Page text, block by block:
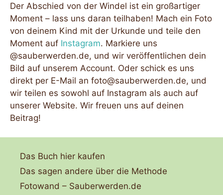
Der Abschied von der Windel ist ein großartiger
Moment – lass uns daran teilhaben! Mach ein Foto
von deinem Kind mit der Urkunde und teile den
Moment auf Instagram. Markiere uns
@sauberwerden.de, und wir veröffentlichen dein
Bild auf unserem Account. Oder schick es uns
direkt per E-Mail an foto@sauberwerden.de, und
wir teilen es sowohl auf Instagram als auch auf
unserer Website. Wir freuen uns auf deinen
Beitrag!
Das Buch hier kaufen
Das sagen andere über die Methode
Fotowand – Sauberwerden.de